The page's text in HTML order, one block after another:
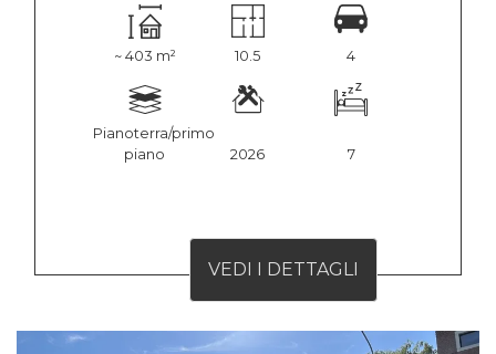
~ 403 m² 10.5 4
Pianoterra/primo
piano
2026 7
VEDI I DETTAGLI